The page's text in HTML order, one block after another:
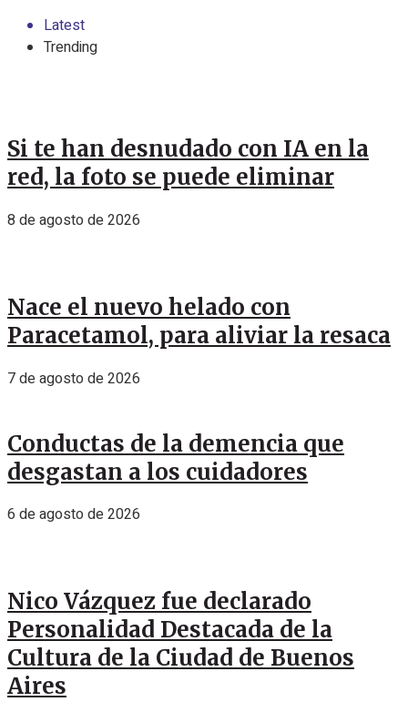
Latest
Trending
Si te han desnudado con IA en la
red, la foto se puede eliminar
8 de agosto de 2026
Nace el nuevo helado con
Paracetamol, para aliviar la resaca
7 de agosto de 2026
Conductas de la demencia que
desgastan a los cuidadores
6 de agosto de 2026
Nico Vázquez fue declarado
Personalidad Destacada de la
Cultura de la Ciudad de Buenos
Aires